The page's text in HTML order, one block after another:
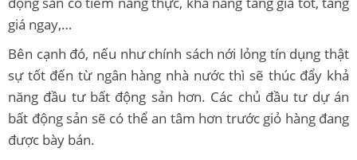
giá ngay,…
Bên cạnh đó, nếu như chính sách nới lỏng tín dụng thật
sự tốt đến từ ngân hàng nhà nước thì sẽ thúc đẩy khả
năng đầu tư bất động sản hơn. Các chủ đầu tư dự án
bất động sản sẽ có thể an tâm hơn trước giỏ hàng đang
được bày bán.